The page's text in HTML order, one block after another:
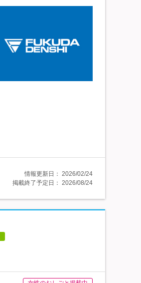
情報更新日： 2026/02/24
掲載終了予定日： 2026/08/24